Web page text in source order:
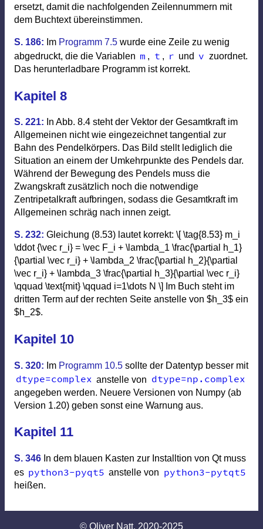
ersetzt, damit die nachfolgenden Zeilennummern mit
dem Buchtext übereinstimmen.
S. 186: Im Programm 7.5 wurde eine Zeile zu wenig
abgedruckt, die die Variablen m , t , r und v zuordnet.
Das herunterladbare Programm ist korrekt.
Kapitel 8
S. 221: In Abb. 8.4 steht der Vektor der Gesamtkraft im
Allgemeinen nicht wie eingezeichnet tangential zur
Bahn des Pendelkörpers. Das Bild stellt lediglich die
Situation an einem der Umkehrpunkte des Pendels dar.
Während der Bewegung des Pendels muss die
Zwangskraft zusätzlich noch die notwendige
Zentripetalkraft aufbringen, sodass die Gesamtkraft im
Allgemeinen schräg nach innen zeigt.
S. 232: Gleichung (8.53) lautet korrekt: \[ \tag{8.53} m_i
\ddot {\vec r_i} = \vec F_i + \lambda_1 \frac{\partial h_1}
{\partial \vec r_i} + \lambda_2 \frac{\partial h_2}{\partial
\vec r_i} + \lambda_3 \frac{\partial h_3}{\partial \vec r_i}
\qquad \text{mit} \qquad i=1\dots N \] Im Buch steht im
dritten Term auf der rechten Seite anstelle von $h_3$ ein
$h_2$.
Kapitel 10
S. 320: Im Programm 10.5 sollte der Datentyp besser mit
dtype=complex anstelle von dtype=np . complex
angegeben werden. Neuere Versionen von Numpy (ab
Version 1.20) geben sonst eine Warnung aus.
Kapitel 11
S. 346 In dem blauen Kasten zur Installtion von Qt muss
es python3-pyqt5 anstelle von python3-pytqt5
heißen.
© Oliver Natt, 2020-2025